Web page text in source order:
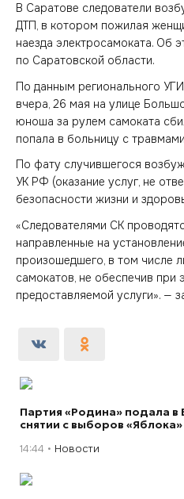
В Саратове следователи
ДТП, в котором пожилая
наезда электросамоката. Об
по Саратовской области.
По данным регионального
вчера, 26 мая на улице
юноша за рулем самоката
попала в больницу с
По фату случившегося
УК РФ (оказание услуг, не
безопасности жизни и
«Следователями СК
направленные на
произошедшего, в том числе
самокатов, не обеспечив при
предоставляемой услуги». —
Партия «Родина» подала в
снятии с выборов «Яблока»
14:44 Новости